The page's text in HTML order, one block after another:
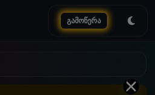
გამოწერა